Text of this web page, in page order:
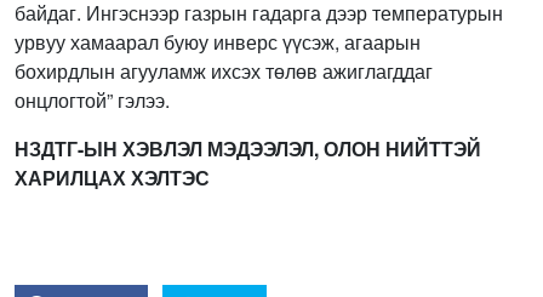
байдаг. Ингэснээр газрын гадарга дээр температурын
урвуу хамаарал буюу инверс үүсэж, агаарын
бохирдлын агууламж ихсэх төлөв ажиглагддаг
онцлогтой” гэлээ.
НЗДТГ-ЫН ХЭВЛЭЛ МЭДЭЭЛЭЛ, ОЛОН НИЙТТЭЙ
ХАРИЛЦАХ ХЭЛТЭС